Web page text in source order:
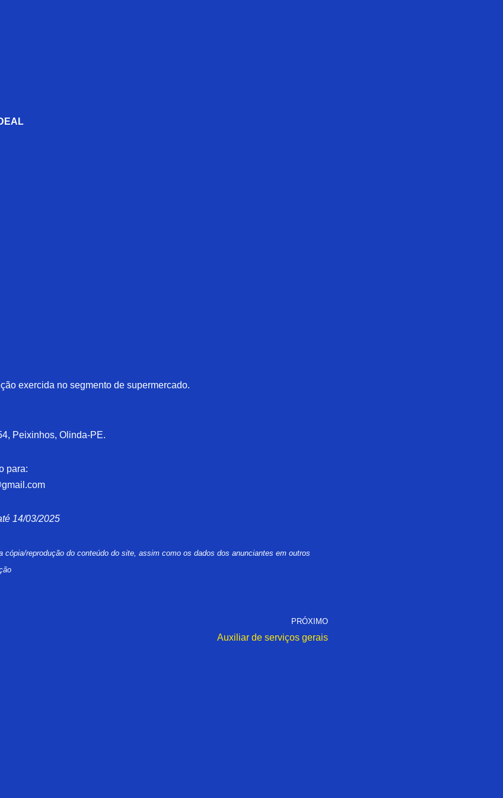
exercida no segmento de supermercado.
Peixinhos, Olinda-PE.
para:
14/03/2025
cópia/reprodução do conteúdo do site, assim como os dados dos anunciantes em outros
PRÓXIMO
Auxiliar de serviços gerais